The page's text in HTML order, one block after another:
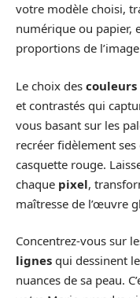
votre modèle choisi,
numérique ou papier,
proportions de
Le choix des couleurs
et contrastés qui
vous basant sur les
recréer fidèlement
casquette rouge.
chaque pixel,
maîtresse de l’œuvre
Concentrez-vous sur
lignes qui dessinent
nuances de sa peau.